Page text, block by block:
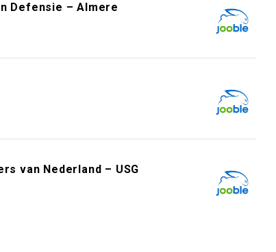
Defensie – Almere
van Nederland – USG